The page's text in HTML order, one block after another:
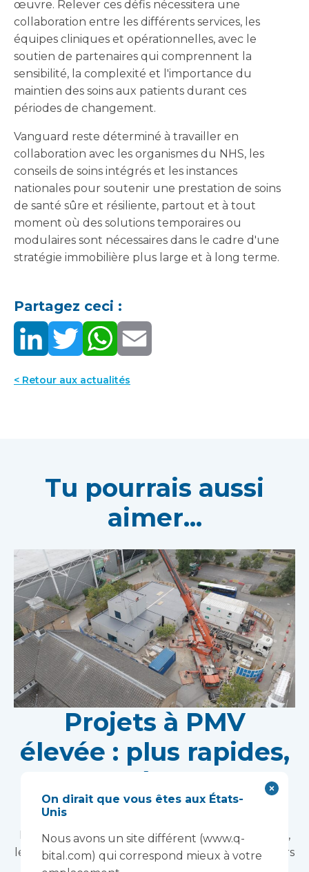
œuvre. Relever ces défis nécessitera une
collaboration entre les différents services, les
équipes cliniques et opérationnelles, avec le
soutien de partenaires qui comprennent la
sensibilité, la complexité et l'importance du
maintien des soins aux patients durant ces
périodes de changement.
Vanguard reste déterminé à travailler en
collaboration avec les organismes du NHS, les
conseils de soins intégrés et les instances
nationales pour soutenir une prestation de soins
de santé sûre et résiliente, partout et à tout
moment où des solutions temporaires ou
modulaires sont nécessaires dans le cadre d'une
stratégie immobilière plus large et à long terme.
Partagez ceci :
< Retour aux actualités
Tu pourrais aussi
aimer...
Projets à PMV
élevée : plus rapides,
plus sûrs, plus
écologiques
Face à des listes d'attente toujours aussi longues,
les établissements de santé doivent accroître leurs
On dirait que vous êtes aux États-
Unis
Nous avons un site différent (www.q-
bital.com) qui correspond mieux à votre